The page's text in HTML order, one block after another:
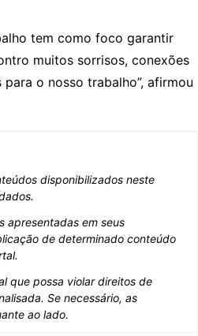
tem como foco garantir
muitos sorrisos, conexões
o nosso trabalho”, afirmou
disponibilizados neste
apresentadas em seus
de determinado conteúdo
que possa violar direitos de
Se necessário, as
ao lado.